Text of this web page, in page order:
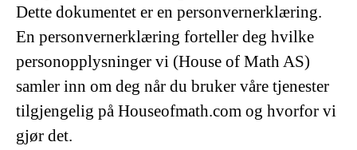
Dette dokumentet er en personvernerklæring.
En personvernerklæring forteller deg hvilke
personopplysninger vi (House of Math AS)
samler inn om deg når du bruker våre tjenester
tilgjengelig på Houseofmath.com og hvorfor vi
gjør det.